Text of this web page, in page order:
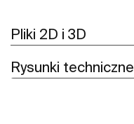
Pliki 2D i 3D
Rysunki techniczne